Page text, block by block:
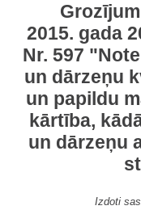
2015. gada
Nr. 597
un dārzeņu
un papildu
kārtība,
un dārzeņu
Izdoti